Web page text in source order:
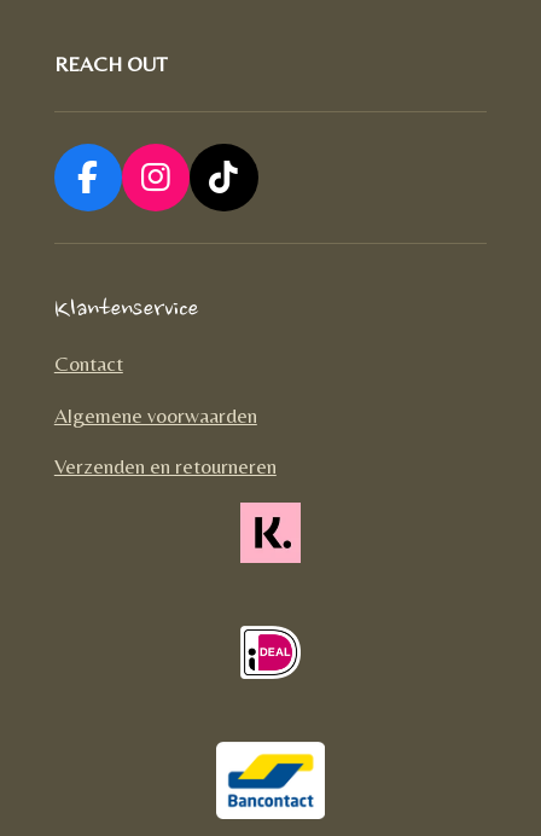
REACH OUT
F
b
o
k
I
a
a
T
Klantenservice
Contact
Algemene voorwaarden
Verzenden en retourneren